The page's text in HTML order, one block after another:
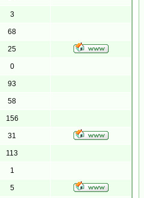
3
68
25
0
93
58
156
31
113
1
5